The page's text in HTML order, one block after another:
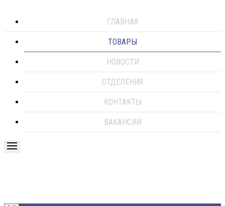
ГЛАВНАЯ
ТОВАРЫ
НОВОСТИ
ОТДЕЛЕНИЯ
КОНТАКТЫ
ВАКАНСИИ